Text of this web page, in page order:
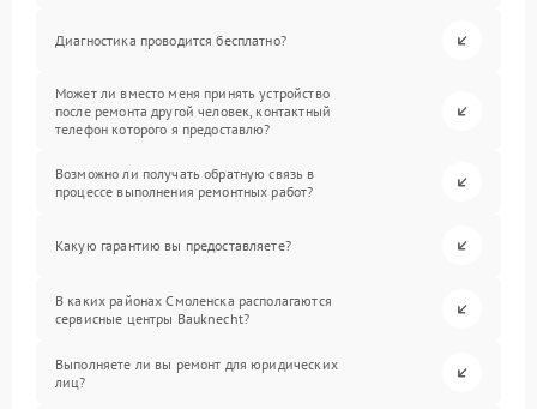
Диагностика проводится бесплатно?
Может ли вместо меня принять устройство
после ремонта другой человек, контактный
телефон которого я предоставлю?
Возможно ли получать обратную связь в
процессе выполнения ремонтных работ?
Какую гарантию вы предоставляете?
В каких районах Смоленска располагаются
сервисные центры Bauknecht?
Выполняете ли вы ремонт для юридических
лиц?